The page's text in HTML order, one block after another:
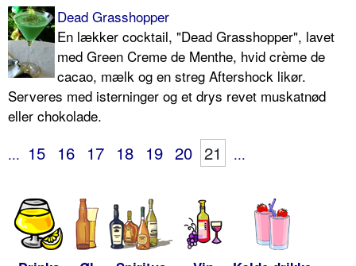
Dead Grasshopper
En lækker cocktail, "Dead Grasshopper", lavet
med Green Creme de Menthe, hvid crème de
cacao, mælk og en streg Aftershock likør.
Serveres med isterninger og et drys revet muskatnød
eller chokolade.
... 15 16 17 18 19 20 21 ...